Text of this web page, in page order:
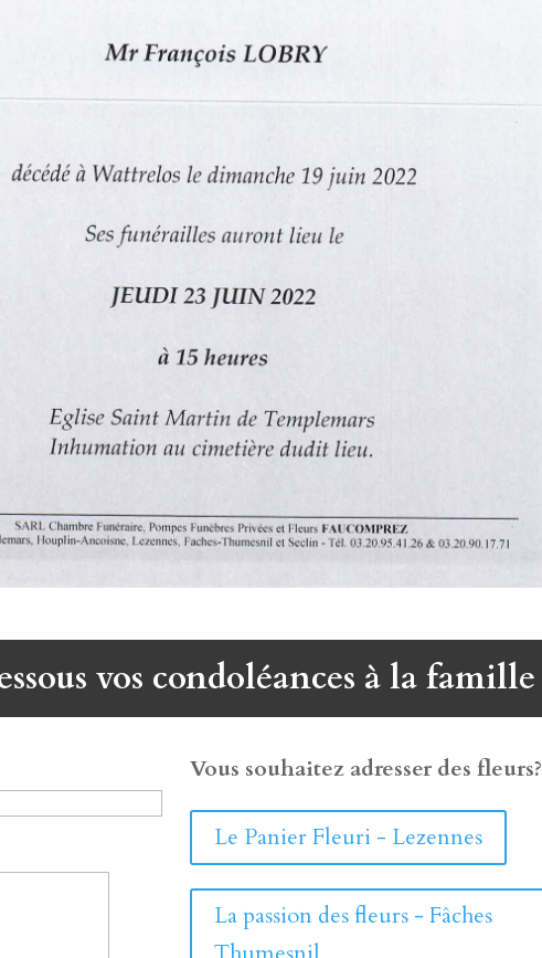
vos condoléances à la famille
Vous souhaitez adresser des fleurs?
Le Panier Fleuri - Lezennes
La passion des fleurs - Fâches